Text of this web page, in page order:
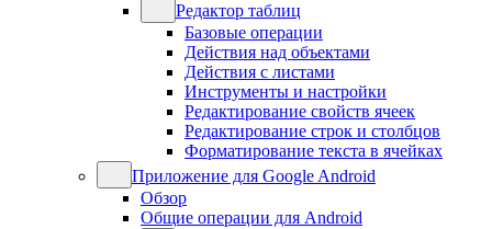
Редактор таблиц
Базовые операции
Действия над объектами
Действия с листами
Инструменты и настройки
Редактирование свойств ячеек
Редактирование строк и столбцов
Форматирование текста в ячейках
Приложение для Google Android
Обзор
Общие операции для Android